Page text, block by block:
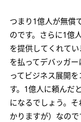
つまり1億人が無償
のです。さらに1億
を提供してくれて
を払ってデバッガ
ってビジネス展開
す。1億人に頼んだ
になるでしょう。
かりますが）なの